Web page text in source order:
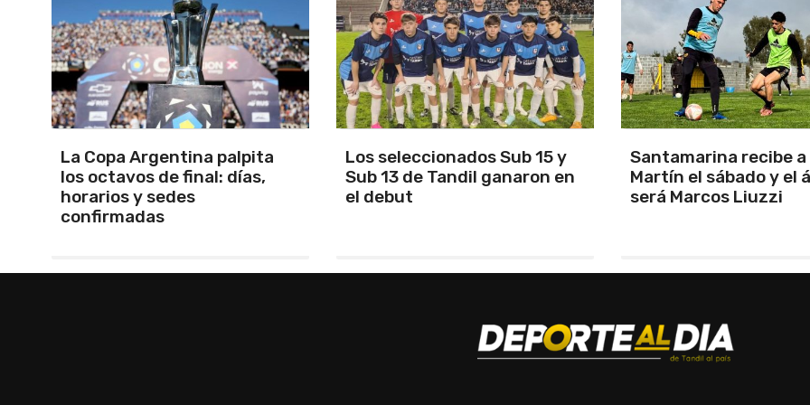
Los seleccionados Sub 15 y
Sub 13 de Tandil ganaron en
el debut
Santamarina recibe a San
Martín el sábado y el árbitro
será Marcos Liuzzi
Los Pumas se
enfrentar a Sudáfrica